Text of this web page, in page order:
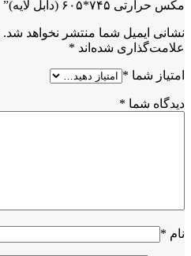
مکس حرارتی ۷۴۵*۶۰۵ (دابل لایه)”
نشانی ایمیل شما منتشر نخواهد شد.
علامت‌گذاری شده‌اند *
امتیاز شما *
دیدگاه شما *
نام *